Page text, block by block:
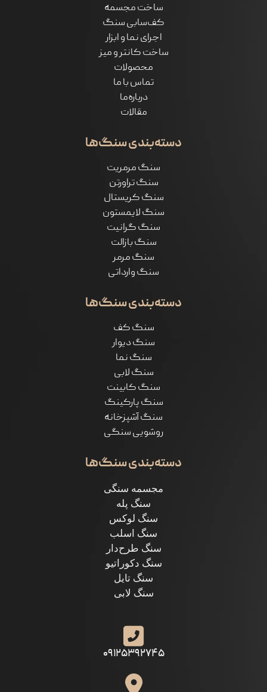
ساخت مجسمه
کف‌سابی سنگ
اجرای نما و ابزار
ساخت کانتر و میز
محصولات
تماس با ما
درباره‌ما
مقالات
دسته‌بندی سنگ‌ها
سنگ مرمریت
سنگ تراورتن
سنگ کریستال
سنگ لایمستون
سنگ گرانیت
سنگ بازالت
سنگ مرمر
سنگ وارداتی
دسته‌بندی سنگ‌ها
سنگ کف
سنگ دیوار
سنگ نما
سنگ لابی
سنگ کابینت
سنگ پارکینگ
سنگ آشپزخانه
روشویی سنگی
دسته‌بندی سنگ‌ها
مجسمه سنگی
سنگ پله
سنگ لوکس
سنگ اسلب
سنگ طرح‌دار
سنگ دکوراتیو
سنگ تایل
سنگ لابی
۰۹۱۲۵۳۹۲۷۴۵